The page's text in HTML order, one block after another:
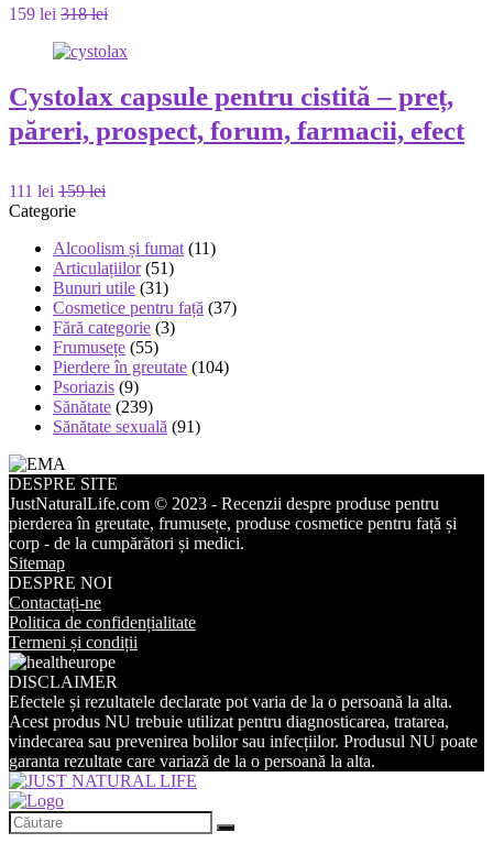
159 lei 318 lei
Cystolax capsule pentru cistită – preț,
păreri, prospect, forum, farmacii, efect
111 lei 159 lei
Categorie
Alcoolism și fumat (11)
Articulațiilor(51)
Bunuri utile (31)
Cosmetice pentru față (37)
Fără categorie (3)
Frumusețe (55)
Pierdere în greutate (104)
Psoriazis (9)
Sănătate (239)
Sănătate sexuală (91)
DESPRE SITE
JustNaturalLife.com © 2023 - Recenzii despre produse pentru
pierderea în greutate, frumusețe, produse cosmetice pentru față și
corp - de la cumpărători și medici.
Sitemap
DESPRE NOI
Contactați-ne
Politica de confidențialitate
Termeni și condiții
DISCLAIMER
Efectele și rezultatele declarate pot varia de la o persoană la alta.
Acest produs NU trebuie utilizat pentru diagnosticarea, tratarea,
vindecarea sau prevenirea bolilor sau infecțiilor. Produsul NU poate
garanta rezultate care variază de la o persoană la alta.